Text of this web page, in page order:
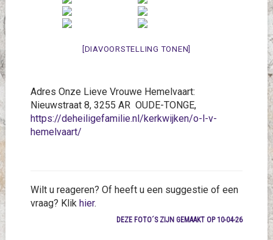
[DIAVOORSTELLING TONEN]
Adres Onze Lieve Vrouwe Hemelvaart:
Nieuwstraat 8, 3255 AR OUDE-TONGE,
https://deheiligefamilie.nl/kerkwijken/o-l-v-
hemelvaart/
Wilt u reageren? Of heeft u een suggestie of een
vraag? Klik hier.
DEZE FOTO´S ZIJN GEMAAKT OP 10-04-26